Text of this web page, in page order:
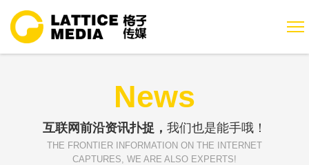
News
互联网前沿资讯扑捉， 我们也是能手哦！
THE FRONTIER INFORMATION ON THE INTERNET
CAPTURES, WE ARE ALSO EXPERTS!